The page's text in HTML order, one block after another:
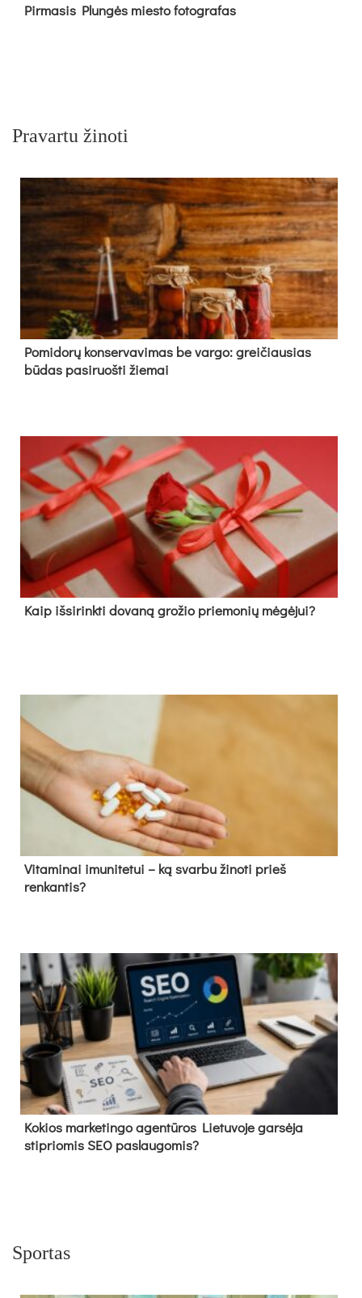
Pir­ma­sis Plun­gės mies­to fo­tog­ra­fas
Pravartu žinoti
Pomidorų konservavimas be vargo: greičiausias
būdas pasiruošti žiemai
Kaip išsirinkti dovaną grožio priemonių mėgėjui?
Vitaminai imunitetui – ką svarbu žinoti prieš
renkantis?
Kokios marketingo agentūros Lietuvoje garsėja
stipriomis SEO paslaugomis?
Sportas